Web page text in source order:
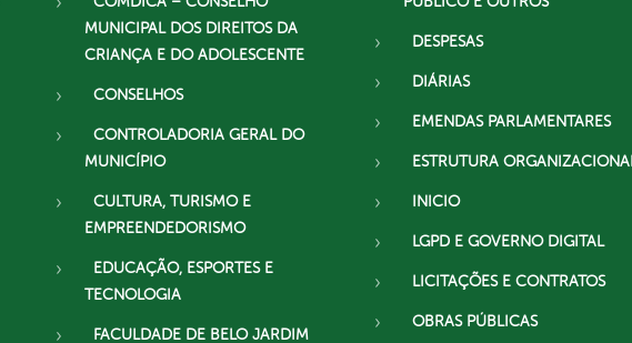
MUNICIPAL DOS DIREITOS DA
CRIANÇA E DO ADOLESCENTE
CONSELHOS
CONTROLADORIA GERAL DO
MUNICÍPIO
CULTURA, TURISMO E
EMPREENDEDORISMO
EDUCAÇÃO, ESPORTES E
TECNOLOGIA
FACULDADE DE BELO JARDIM
DESPESAS
DIÁRIAS
EMENDAS PARLAMENTARES
ESTRUTURA
INICIO
LGPD E GOVERNO DIGITAL
LICITAÇÕES E CONTRATOS
OBRAS PÚBLICAS